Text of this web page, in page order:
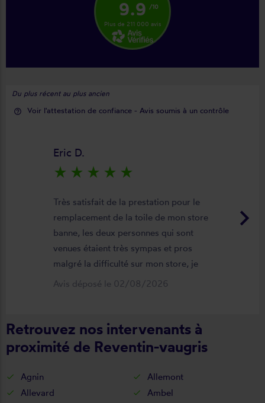
9.9 /10
Plus de 211 000 avis
Du plus récent au plus ancien
help_outline Voir l'attestation de confiance - Avis soumis à un contrôle
keyboard_arrow_right
Eric D.
star_rate star_rate star_rate star_rate star_rate
Très satisfait de la prestation pour le
remplacement de la toile de mon store
banne, les deux personnes qui sont
venues étaient très sympas et pros
malgré la difficulté sur mon store, je
suis satisfait du résultat et du
de la pose je recommande ????
Avis déposé le 02/08/2026
Retrouvez nos intervenants à
proximité de Reventin-vaugris
Agnin
Allemont
Allevard
Ambel